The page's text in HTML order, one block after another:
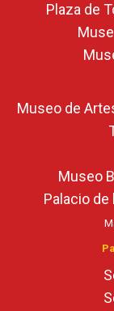
Plaza de
Museo de
Museo
Palacio de